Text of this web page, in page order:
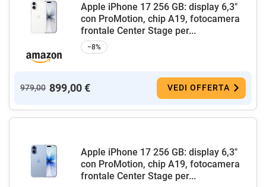
Apple iPhone 17 256 GB: display 6,3"
con ProMotion, chip A19, fotocamera
frontale Center Stage per...
−8%
979,00 899,00 € VEDI OFFERTA
Apple iPhone 17 256 GB: display 6,3"
con ProMotion, chip A19, fotocamera
frontale Center Stage per...